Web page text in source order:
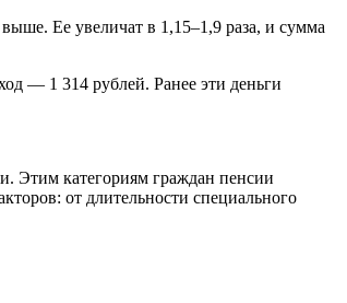
Ее увеличат в 1,15–1,9 раза, и сумма
— 1 314 рублей. Ранее эти деньги
Этим категориям граждан пенсии
от длительности специального